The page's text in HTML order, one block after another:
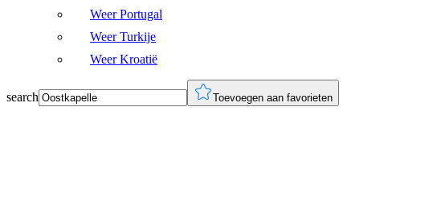
Weer Portugal
Weer Turkije
Weer Kroatië
search Toevoegen aan favorieten